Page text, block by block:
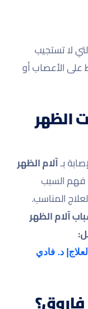
لا تستجيب
الأعصاب أو
الظهر
بـآلام الظهر
فهم السبب
المناسب.
آلام الظهر
د. فادي
فاروق؟